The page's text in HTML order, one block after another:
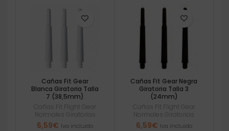
Cañas Fit Gear
Blanca Giratoria Talla
7 (38,5mm)
Cañas Fit Flight Gear
Normales Giratorias
6,59€ Iva incluido
Cañas Fit Gear Negra
Giratoria Talla 3
(24mm)
Cañas Fit Flight Gear
Normales Giratorias
6,59€ Iva incluido